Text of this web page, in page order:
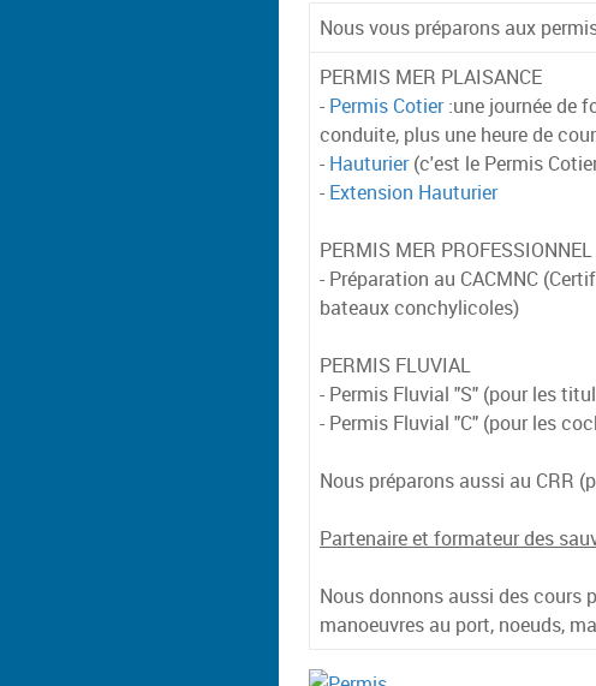
Nous vous préparons aux
PERMIS MER PLAISANCE
- Permis Cotier:une journée de
conduite, plus une heure de
- Hauturier(c'est le Permis
- Extension Hauturier
PERMIS MER PROFESSIONNEL
- Préparation au CACMNC
bateaux conchylicoles)
PERMIS FLUVIAL
- Permis Fluvial "S" (pour les
- Permis Fluvial "C" (pour les
Nous préparons aussi au CRR
Partenaire et formateur des
Nous donnons aussi des cours
manoeuvres au port, noeuds,